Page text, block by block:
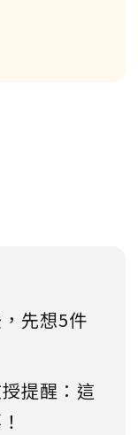
先想5件
提醒：這